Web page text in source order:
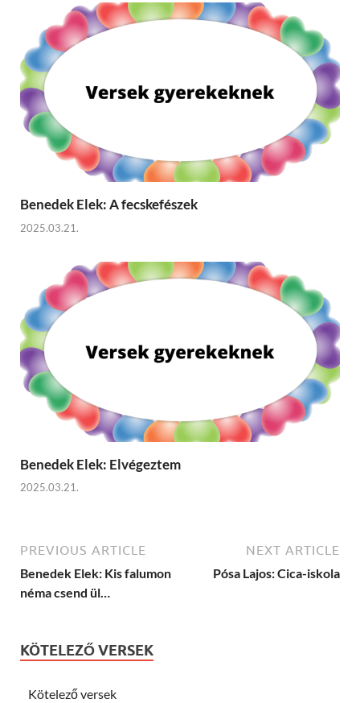
Benedek Elek: A fecskefészek
2025.03.21.
Benedek Elek: Elvégeztem
2025.03.21.
PREVIOUS ARTICLE
Benedek Elek: Kis falumon
néma csend ül…
NEXT ARTICLE
Pósa Lajos: Cica-iskola
KÖTELEZŐ VERSEK
Kötelező versek